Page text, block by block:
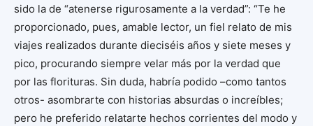
sido la de “atenerse rigurosamente a la verdad”: “Te he
proporcionado, pues, amable lector, un fiel relato de mis
viajes realizados durante dieciséis años y siete meses y
pico, procurando siempre velar más por la verdad que
por las florituras. Sin duda, habría podido –como tantos
otros- asombrarte con historias absurdas o increíbles;
pero he preferido relatarte hechos corrientes del modo y